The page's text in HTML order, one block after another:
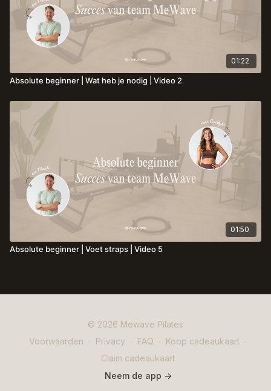
01:22
Absolute beginner | Wat heb je nodig | Video 2
01:50
Absolute beginner | Voet straps | Video 5
© 2026 Mewave Pilates
Voorwaarden ∙ Privacy ∙ FAQ ∙ Koop cadeaukaart ∙
Claim cadeaukaart
Neem de app ->